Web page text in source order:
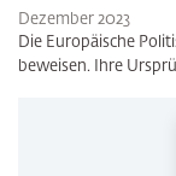
Dezember 2023
Die Europäische
beweisen. Ihre